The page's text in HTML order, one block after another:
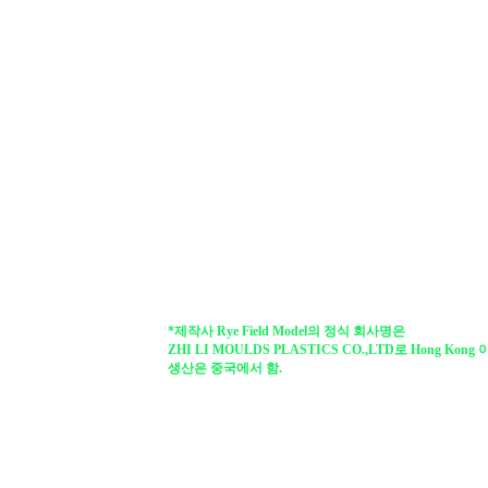
*제작사 Rye Field Model의 정식 회사명은
ZHI LI MOULDS PLASTICS CO.,LTD로 Hong Kong
생산은 중국에서 함.